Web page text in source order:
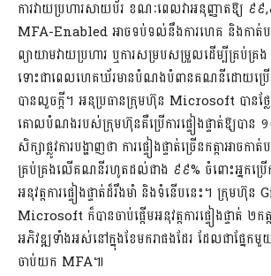
ការវាយប្រហារសាយប័រ ខណៈពេលវាអនុញ្ញាតឱ្យ
MFA-Enabled អាចទប់ទល់នឹងការហេគ និងកាត់
ព្យាយាមវាយប្រហារ ឬការសម្របសម្រួលដើម្បីគ្រប់
ទោះជាពេលហេគឃ័រមានបំណងបំពានគណនីដោយប្រ
បានលួចក្តី។ អនុប្រធានក្រុមហ៊ុន Microsoft បានថ្លែ
គោលបំណងរបស់ក្រុមហ៊ុនគឺប្រើការផ្ទៀងផ្ទាត់ឱ្យបាន
សិក្សាផ្លូវការបង្ហាញថា ការផ្ទៀងផ្ទាត់ច្រើនកត្តាអាចកា
គ្រប់គ្រងលើគណនីរហូតដល់ជាង ៩៩% ចំពោះអ្នកប្រើកា
អនុវត្តការផ្ទៀងផ្ទាត់ដ៏រឹងមាំ និងទំនើបនេះ។ ក្រុមហ៊ុ
Microsoft ក៏បានចាប់ផ្តើមអនុវត្តការផ្ទៀងផ្ទាត់ ២ក
អភិវឌ្ឍទាំងអស់នៅក្នុងខែមករាផងដែរ ដែលជាផ្នែកមួ
ចាប់យក MFA៕